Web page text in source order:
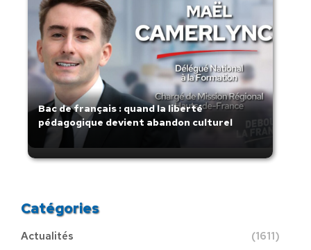
Bac de français : quand la liberté
pédagogique devient abandon culturel
Catégories
Actualités
(1611)